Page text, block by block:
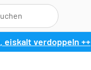
eiskalt verdoppeln ++